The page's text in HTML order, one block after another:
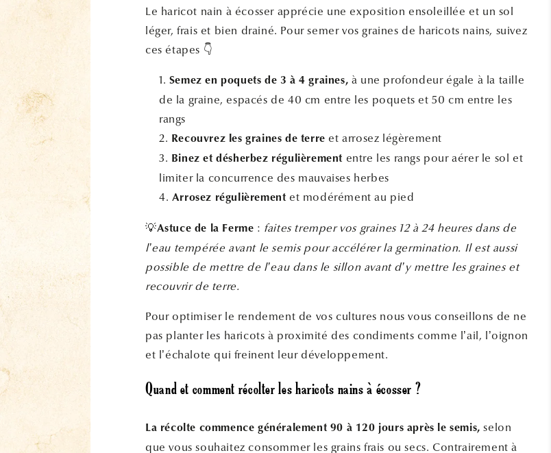
Le haricot nain à écosser apprécie une exposition ensoleillée et un sol
léger, frais et bien drainé. Pour semer vos graines de haricots nains, suivez
ces étapes 👇
Semez en poquets de 3 à 4 graines, à une profondeur égale à la taille
de la graine, espacés de 40 cm entre les poquets et 50 cm entre les
rangs
Recouvrez les graines de terre et arrosez légèrement
Binez et désherbez régulièrement entre les rangs pour aérer le sol et
limiter la concurrence des mauvaises herbes
Arrosez régulièrement et modérément au pied
💡Astuce de la Ferme : faites tremper vos graines 12 à 24 heures dans de
l’eau tempérée avant le semis pour accélérer la germination. Il est aussi
possible de mettre de l’eau dans le sillon avant d’y mettre les graines et
recouvrir de terre.
Pour optimiser le rendement de vos cultures nous vous conseillons de ne
pas planter les haricots à proximité des condiments comme l’ail, l’oignon
et l’échalote qui freinent leur développement.
Quand et comment récolter les haricots nains à écosser ?
La récolte commence généralement 90 à 120 jours après le semis, selon
que vous souhaitez consommer les grains frais ou secs. Contrairement à